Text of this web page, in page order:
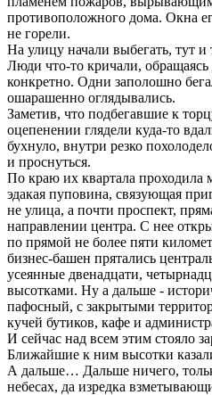
противоположного дома. Окна
не горели.
На улицу начали выбегать, тут
Люди что-то кричали,
конкретно. Одни заполошно
ошарашенно оглядывались.
Заметив, что подбегавшие к
оцепенении глядели куда-то
бухнуло, внутри резко
и проснуться.
По краю их квартала проходила
эдакая пуповина, связующая
не улица, а почти проспект,
направлении центра. С нее
по прямой не более пяти
бизнес-башен прятались
усеянные двенадцати,
высотками. Ну а дальше -
пафосный, с закрытыми
кучей бутиков, кафе и
И сейчас над всем этим стояло
Ближайшие к ним высотки
А дальше… Дальше ничего,
небесах, да изредка